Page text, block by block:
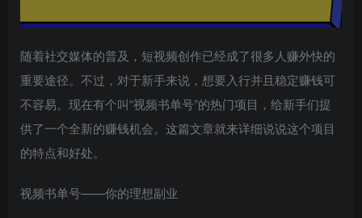
随着社交媒体的普及，短视频创作已经成了很多人赚外快的
重要途径。不过，对于新手来说，想要入行并且稳定赚钱可
不容易。现在有个叫“视频书单号”的热门项目，给新手们提
供了一个全新的赚钱机会。这篇文章就来详细说说这个项目
的特点和好处。
视频书单号——你的理想副业